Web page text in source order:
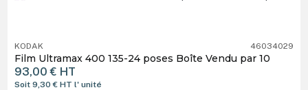
KODAK 46034029
Film Ultramax 400 135-24 poses Boîte Vendu par 10
93,00 € HT
Soit 9,30 €HTl' unité